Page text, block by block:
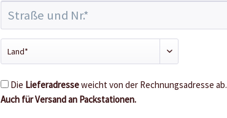
Die Lieferadresseweicht von der Rechnungsadresse ab.
Auch für Versand an Packstationen.